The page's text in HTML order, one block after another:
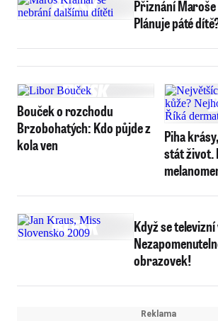
Přiznání
Plánuje páté
Bouček o rozchodu
Brzobohatých: Kdo půjde z
kola ven
Piha
stát život.
Když se
obrazovek!